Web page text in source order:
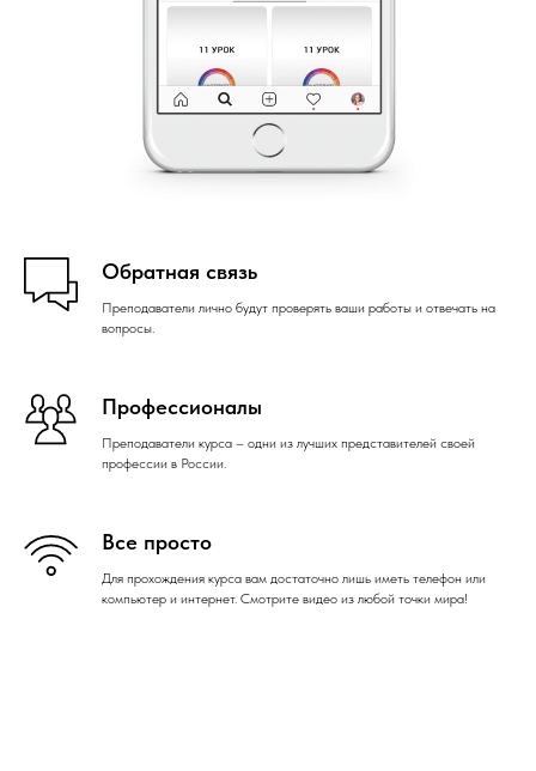
Обратная связь
Преподаватели лично будут проверять ваши работы и отвечать на
вопросы.
Профессионалы
Преподаватели курса – одни из лучших представителей своей
профессии в России.
Все просто
Для прохождения курса вам достаточно лишь иметь телефон или
компьютер и интернет. Смотрите видео из любой точки мира!